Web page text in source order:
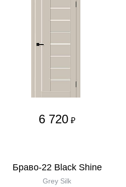
6 720 ₽
Браво-22 Black Shine
Grey Silk